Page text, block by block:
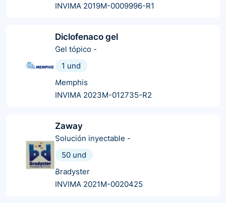
INVIMA 2019M-0009996-R1
Diclofenaco gel
Gel tópico -
1 und
Memphis
INVIMA 2023M-012735-R2
Zaway
Solución inyectable -
50 und
Bradyster
INVIMA 2021M-0020425